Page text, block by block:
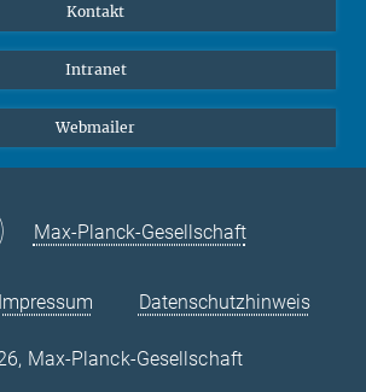
Kontakt
Intranet
Webmailer
Max-Planck-Gesellschaft
Impressum Datenschutzhinweis
Max-Planck-Gesellschaft